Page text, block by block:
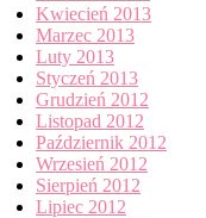
Kwiecień 2013
Marzec 2013
Luty 2013
Styczeń 2013
Grudzień 2012
Listopad 2012
Październik 2012
Wrzesień 2012
Sierpień 2012
Lipiec 2012